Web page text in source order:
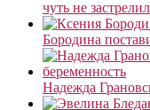
чуть не
Бородина
Надежда